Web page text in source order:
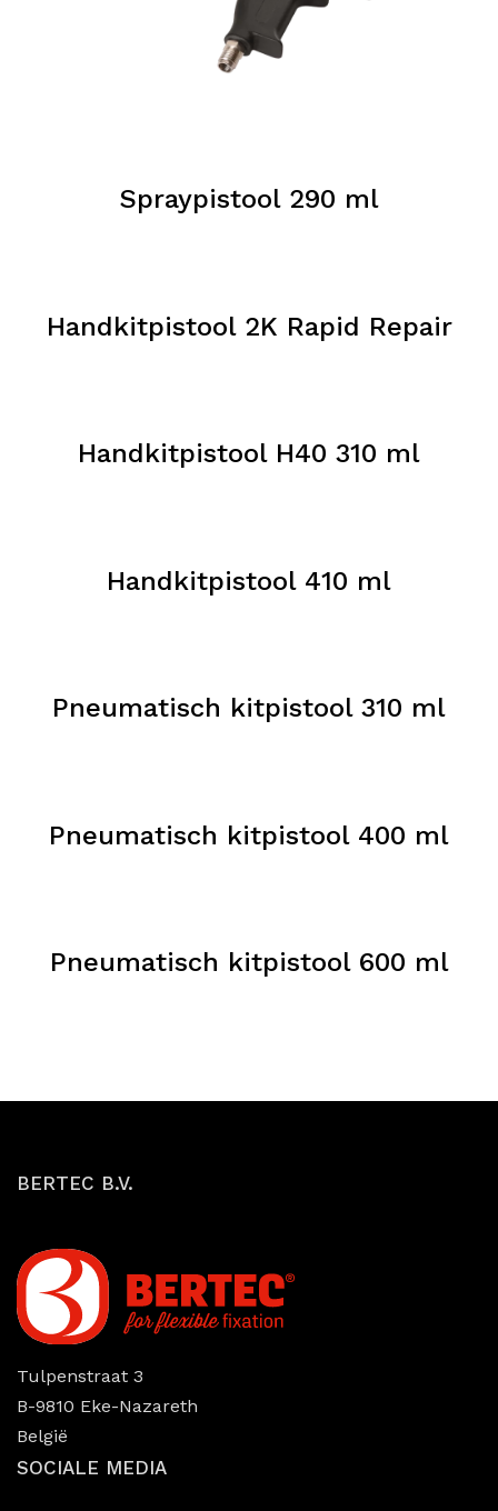
Spraypistool 290 ml
Handkitpistool 2K Rapid Repair
Handkitpistool H40 310 ml
Handkitpistool 410 ml
Pneumatisch kitpistool 310 ml
Pneumatisch kitpistool 400 ml
Pneumatisch kitpistool 600 ml
BERTEC B.V.
Tulpenstraat 3
B-9810 Eke-Nazareth
België
SOCIALE MEDIA